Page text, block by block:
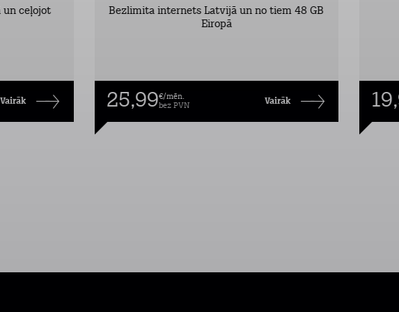
un ceļojot
Vairāk
Bezlimita internets Latvijā un no tiem 48 GB
Eiropā
25,99€/mēn.
bez PVN
Vairāk